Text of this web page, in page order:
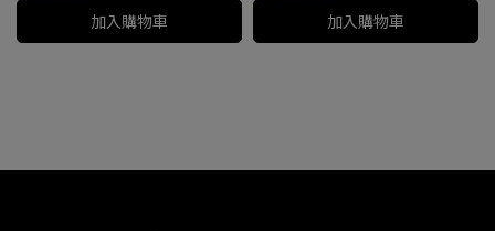
加入購物車 加入購物車